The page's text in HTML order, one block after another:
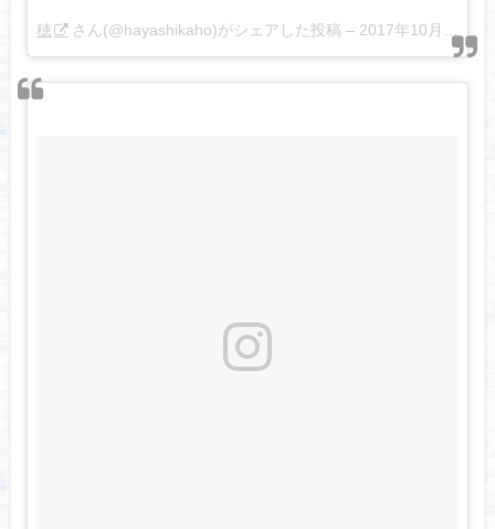
穂 さん(@hayashikaho)がシェアした投稿 – 2017年10月月14日午後11時21分PDT